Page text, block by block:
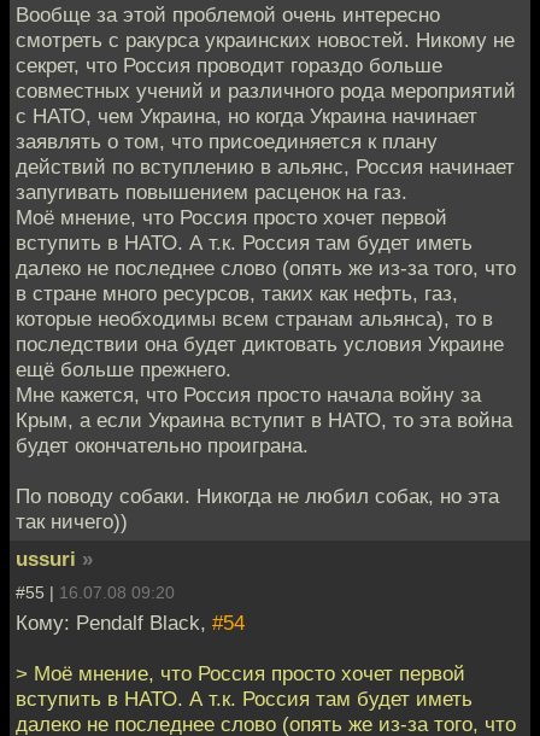
Вообще за этой проблемой очень интересно
смотреть с ракурса украинских новостей. Никому не
секрет, что Россия проводит гораздо больше
совместных учений и различного рода мероприятий
с НАТО, чем Украина, но когда Украина начинает
заявлять о том, что присоединяется к плану
действий по вступлению в альянс, Россия начинает
запугивать повышением расценок на газ.
Моё мнение, что Россия просто хочет первой
вступить в НАТО. А т.к. Россия там будет иметь
далеко не последнее слово (опять же из-за того, что
в стране много ресурсов, таких как нефть, газ,
которые необходимы всем странам альянса), то в
последствии она будет диктовать условия Украине
ещё больше прежнего.
Мне кажется, что Россия просто начала войну за
Крым, а если Украина вступит в НАТО, то эта война
будет окончательно проиграна.
По поводу собаки. Никогда не любил собак, но эта
так ничего))
ussuri »
#55 | 16.07.08 09:20
Кому: Pendalf Black, #54
> Моё мнение, что Россия просто хочет первой
вступить в НАТО. А т.к. Россия там будет иметь
далеко не последнее слово (опять же из-за того, что